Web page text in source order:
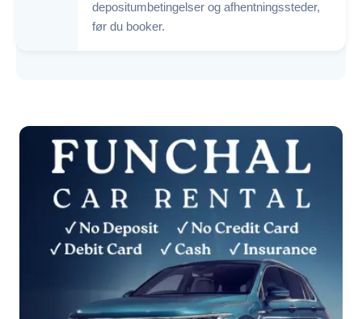
depositumbetingelser og afhentningssteder,
før du booker.